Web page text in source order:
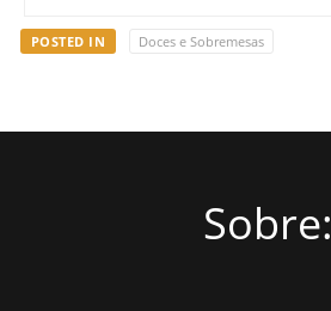
POSTED IN Doces e Sobremesas
Sobre: